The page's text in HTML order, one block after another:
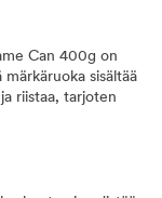
Can 400g on
sisältää
riistaa, tarjoten